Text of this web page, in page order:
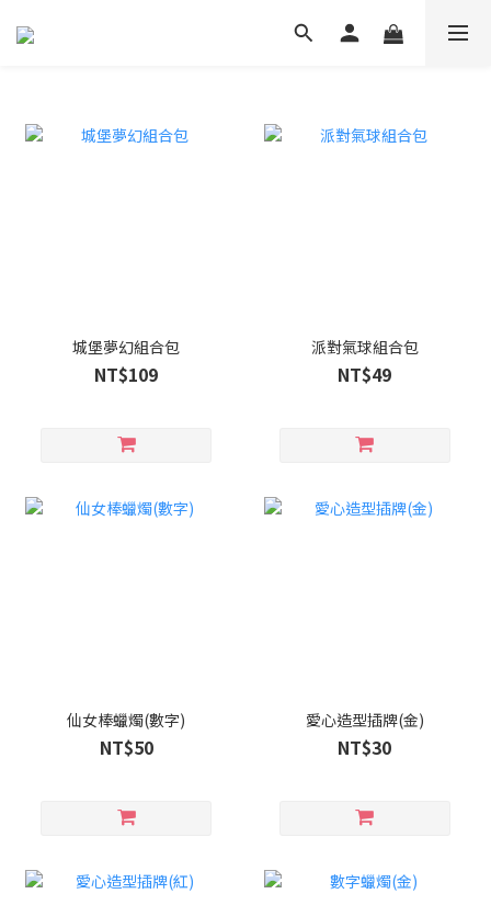
城堡夢幻組合包
NT$109
派對氣球組合包
NT$49
仙女棒蠟燭(數字)
NT$50
愛心造型插牌(金)
NT$30